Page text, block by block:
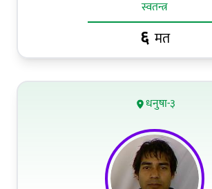
स्वतन्त्र
६ मत
धनुषा-३